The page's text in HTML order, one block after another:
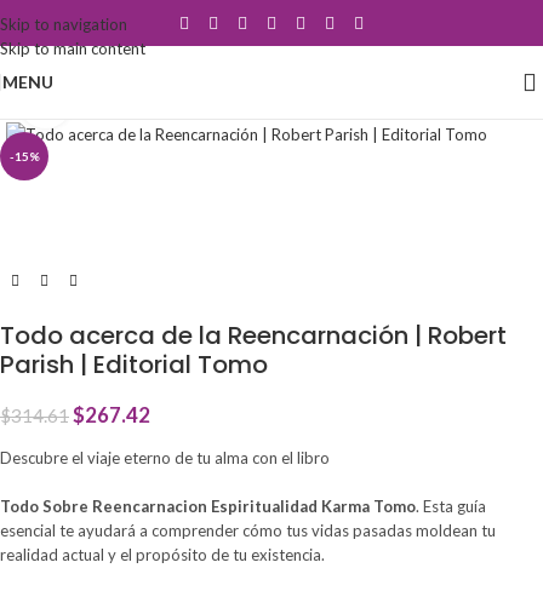
Skip to navigation
Skip to main content
MENU
-15%
Todo acerca de la Reencarnación | Robert
Parish | Editorial Tomo
$314.61$267.42
Descubre el viaje eterno de tu alma con el libro
Todo Sobre Reencarnacion Espiritualidad Karma Tomo. Esta guía
esencial te ayudará a comprender cómo tus vidas pasadas moldean tu
realidad actual y el propósito de tu existencia.